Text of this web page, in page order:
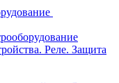
Реле. Защита